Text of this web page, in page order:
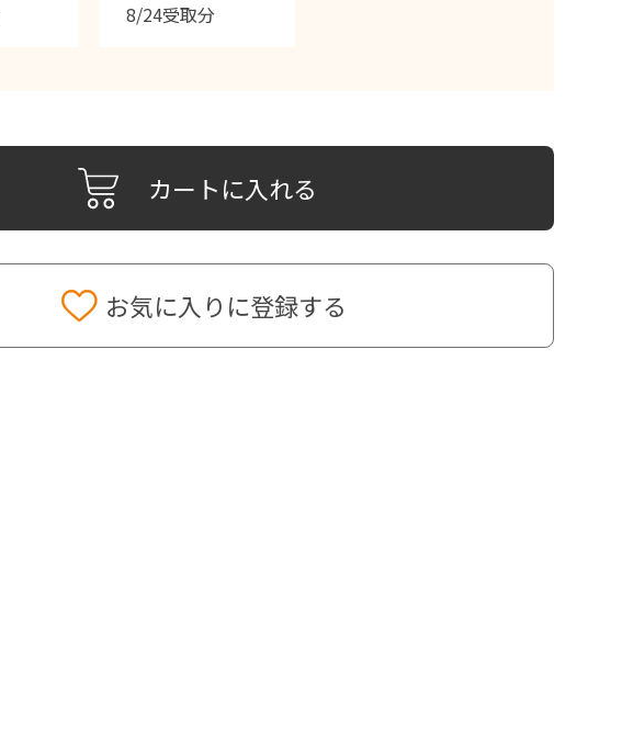
8/24受取分
カートに入れる
お気に入りに登録する